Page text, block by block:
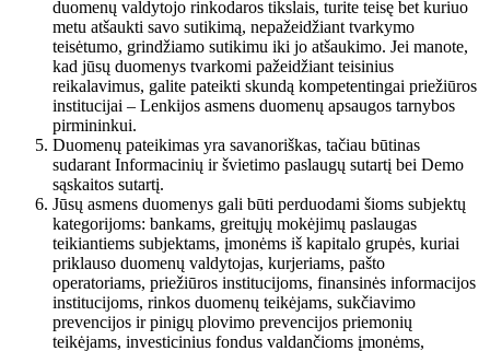
duomenų valdytojo rinkodaros tikslais, turite teisę bet kuriuo
metu atšaukti savo sutikimą, nepažeidžiant tvarkymo
teisėtumo, grindžiamo sutikimu iki jo atšaukimo. Jei manote,
kad jūsų duomenys tvarkomi pažeidžiant teisinius
reikalavimus, galite pateikti skundą kompetentingai priežiūros
institucijai – Lenkijos asmens duomenų apsaugos tarnybos
pirmininkui.
Duomenų pateikimas yra savanoriškas, tačiau būtinas
sudarant Informacinių ir švietimo paslaugų sutartį bei Demo
sąskaitos sutartį.
Jūsų asmens duomenys gali būti perduodami šioms subjektų
kategorijoms: bankams, greitųjų mokėjimų paslaugas
teikiantiems subjektams, įmonėms iš kapitalo grupės, kuriai
priklauso duomenų valdytojas, kurjeriams, pašto
operatoriams, priežiūros institucijoms, finansinės informacijos
institucijoms, rinkos duomenų teikėjams, sukčiavimo
prevencijos ir pinigų plovimo prevencijos priemonių
teikėjams, investicinius fondus valdančioms įmonėms,